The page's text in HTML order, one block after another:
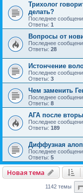
Трихолог
делать?
Последнее
Ответы: 1
Вопросы от
Последнее
Ответы: 28
Истончение
Последнее
Ответы: 3
Чем заменить
Последнее
Ответы: 8
АГА после
Последнее
Ответы: 189
Диффузная
Последнее
Ответы: 5
Новая тема
1142 темы